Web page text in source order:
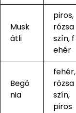
Musk
átli
piros,
rózsa
szín, f
ehér
Begó
nia
fehér,
rózsa
szín,
piros